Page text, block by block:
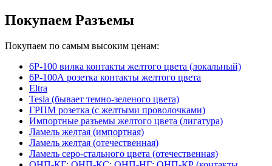
Покупаем Разъемы
Покупаем по самым высоким ценам:
6Р-100 вилка контакты желтого цвета (локальный)
6Р-100А розетка контакты желтого цвета
Eltra
Tesla (бывает темно-зеленого цвета)
ГРПМ розетка (с желтыми проволочками)
Импортные разъемы желтого цвета (лигатура)
Ламель желтая (импортная)
Ламель желтая (отечественная)
Ламель серо-стального цвета (отечественная)